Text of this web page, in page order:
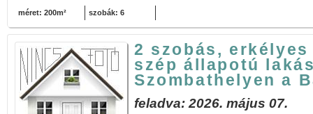
méret: 200m² szobák: 6
2 szobás,
szép állapotú
Szombathelyen a
feladva: 2026. május 07.